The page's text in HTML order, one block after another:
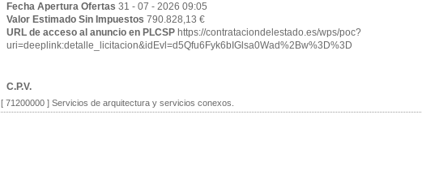
Fecha Apertura Ofertas 31 - 07 - 2026 09:05
Valor Estimado Sin Impuestos 790.828,13 €
URL de acceso al anuncio en PLCSP https://contrataciondelestado.es/wps/poc?
uri=deeplink:detalle_licitacion&idEvl=d5Qfu6Fyk6bIGlsa0Wad%2Bw%3D%3D
C.P.V.
[ 71200000 ]Servicios de arquitectura y servicios conexos.